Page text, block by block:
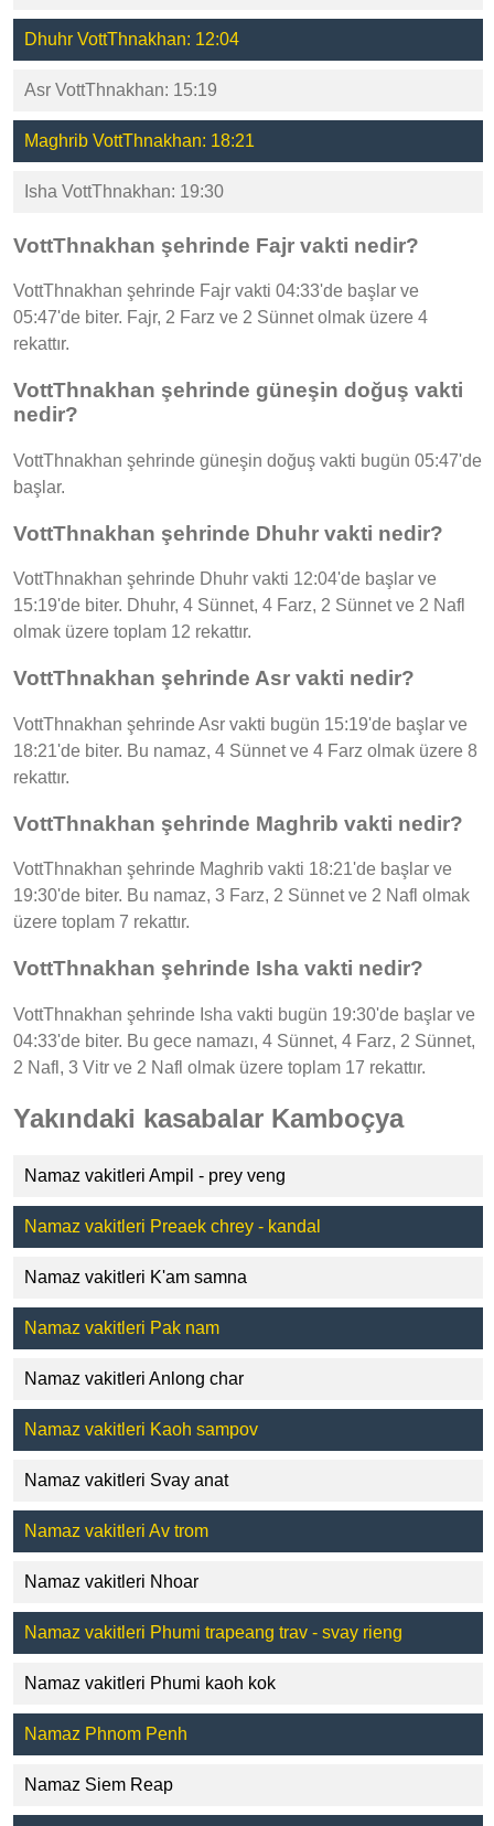
Dhuhr VottThnakhan: 12:04
Asr VottThnakhan: 15:19
Maghrib VottThnakhan: 18:21
Isha VottThnakhan: 19:30
VottThnakhan şehrinde Fajr vakti nedir?
VottThnakhan şehrinde Fajr vakti 04:33'de başlar ve
05:47'de biter. Fajr, 2 Farz ve 2 Sünnet olmak üzere 4
rekattır.
VottThnakhan şehrinde güneşin doğuş vakti
nedir?
VottThnakhan şehrinde güneşin doğuş vakti bugün 05:47'de
başlar.
VottThnakhan şehrinde Dhuhr vakti nedir?
VottThnakhan şehrinde Dhuhr vakti 12:04'de başlar ve
15:19'de biter. Dhuhr, 4 Sünnet, 4 Farz, 2 Sünnet ve 2 Nafl
olmak üzere toplam 12 rekattır.
VottThnakhan şehrinde Asr vakti nedir?
VottThnakhan şehrinde Asr vakti bugün 15:19'de başlar ve
18:21'de biter. Bu namaz, 4 Sünnet ve 4 Farz olmak üzere 8
rekattır.
VottThnakhan şehrinde Maghrib vakti nedir?
VottThnakhan şehrinde Maghrib vakti 18:21'de başlar ve
19:30'de biter. Bu namaz, 3 Farz, 2 Sünnet ve 2 Nafl olmak
üzere toplam 7 rekattır.
VottThnakhan şehrinde Isha vakti nedir?
VottThnakhan şehrinde Isha vakti bugün 19:30'de başlar ve
04:33'de biter. Bu gece namazı, 4 Sünnet, 4 Farz, 2 Sünnet,
2 Nafl, 3 Vitr ve 2 Nafl olmak üzere toplam 17 rekattır.
Yakındaki kasabalar Kamboçya
Namaz vakitleri Ampil - prey veng
Namaz vakitleri Preaek chrey - kandal
Namaz vakitleri K'am samna
Namaz vakitleri Pak nam
Namaz vakitleri Anlong char
Namaz vakitleri Kaoh sampov
Namaz vakitleri Svay anat
Namaz vakitleri Av trom
Namaz vakitleri Nhoar
Namaz vakitleri Phumi trapeang trav - svay rieng
Namaz vakitleri Phumi kaoh kok
Namaz Phnom Penh
Namaz Siem Reap